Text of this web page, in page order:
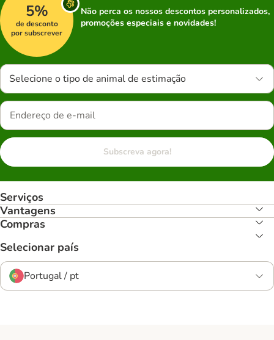
5%
de desconto
por subscrever
Não perca os nossos descontos personalizados,
promoções especiais e novidades!
Selecione o tipo de animal de estimação
Subscreva agora!
Serviços
Vantagens
Compras
Selecionar país
Portugal / pt